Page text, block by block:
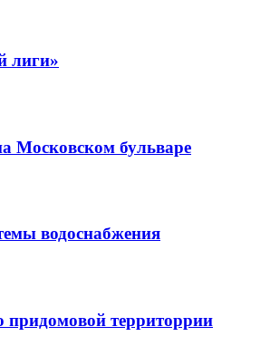
лиги»
Московском бульваре
водоснабжения
придомовой территоррии